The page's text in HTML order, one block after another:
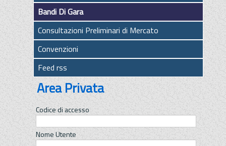
Bandi Di Gara
Consultazioni Preliminari di Mercato
Convenzioni
Feed rss
Area Privata
Codice di accesso
Nome Utente